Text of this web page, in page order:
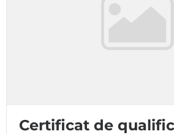
Certificat de